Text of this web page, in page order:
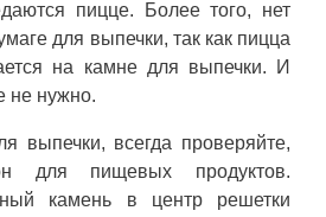
пицце. Более того, нет
для выпечки, так как пицца
на камне для выпечки. И
не нужно.
выпечки, всегда проверяйте,
для пищевых продуктов.
камень в центр решетки